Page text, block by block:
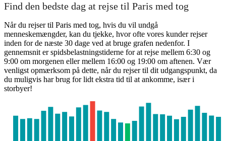
Find den bedste dag at rejse til Paris med tog
Når du rejser til Paris med tog, hvis du vil undgå
menneskemængder, kan du tjekke, hvor ofte vores kunder rejser
inden for de næste 30 dage ved at bruge grafen nedenfor. I
gennemsnit er spidsbelastningstiderne for at rejse mellem 6:30 og
9:00 om morgenen eller mellem 16:00 og 19:00 om aftenen. Vær
venligst opmærksom på dette, når du rejser til dit udgangspunkt, da
du muligvis har brug for lidt ekstra tid til at ankomme, især i
storbyer!